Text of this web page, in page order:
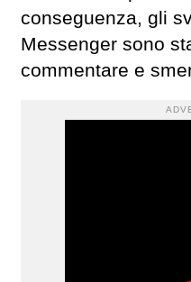
conseguenza, gli
Messenger sono
commentare e